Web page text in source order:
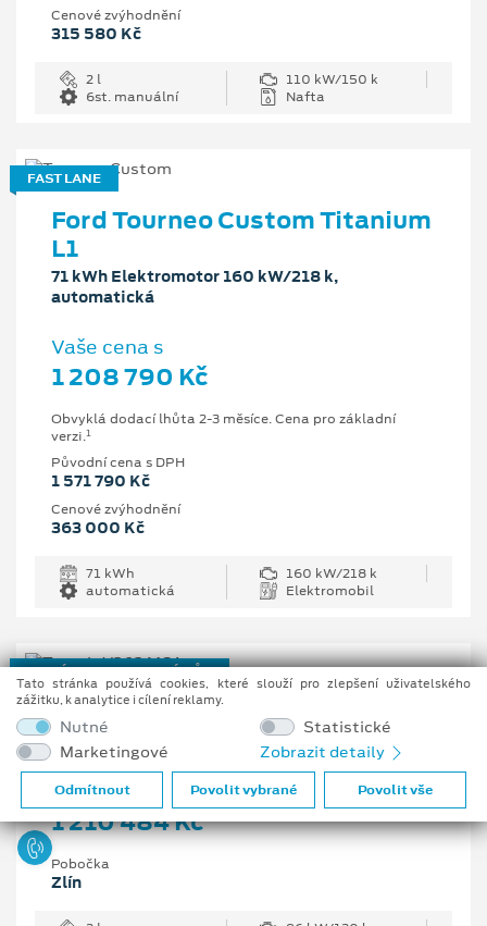
Cenové zvýhodnění
315 580 Kč
2 l
110 kW/150 k
6st. manuální
Nafta
FAST LANE
Ford Tourneo Custom Titanium
L1
71 kWh Elektromotor 160 kW/218 k,
automatická
Vaše cena s
1 208 790 Kč
Obvyklá dodací lhůta 2-3 měsíce. Cena pro základní
verzi.1
Původní cena s DPH
1 571 790 Kč
Cenové zvýhodnění
363 000 Kč
71 kWh
160 kW/218 k
automatická
Elektromobil
NOVÝ REGISTROVANÝ VŮZ
Ford Transit Trend 350 L3
Van, 2 EcoBlue 96 kW/130 k, 6st. manuální
Vaše cena s DPH
1 210 484 Kč
Pobočka
Zlín
Tato stránka používá cookies, které slouží pro zlepšení uživatelského
zážitku, k analytice i cílení reklamy.
Nutné
Statistické
Marketingové
Zobrazit detaily
Odmítnout Povolit vybrané Povolit vše